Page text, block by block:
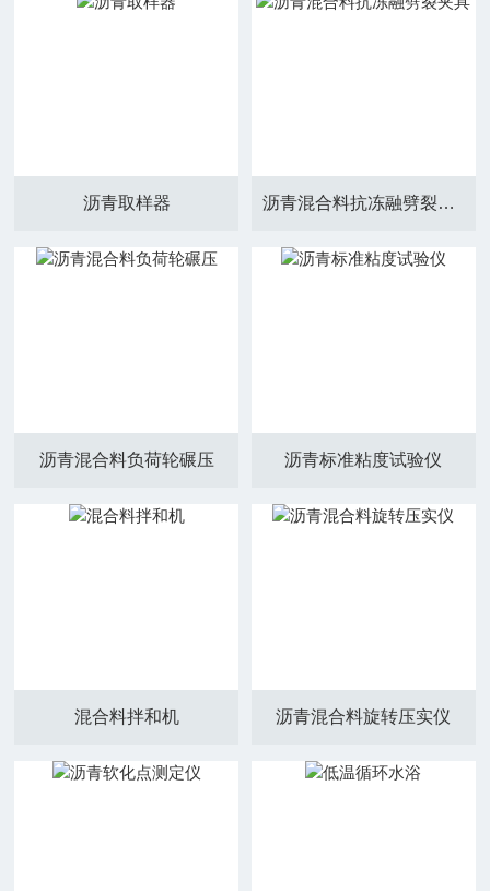
沥青取样器 沥青混合料抗冻融劈裂夹具
沥青混合料负荷轮碾压 沥青标准粘度试验仪
混合料拌和机 沥青混合料旋转压实仪